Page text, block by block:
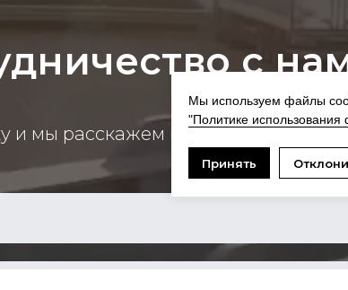
Мы используем файлы
"Политике
Принять
с
и мы расскажем подробнее о